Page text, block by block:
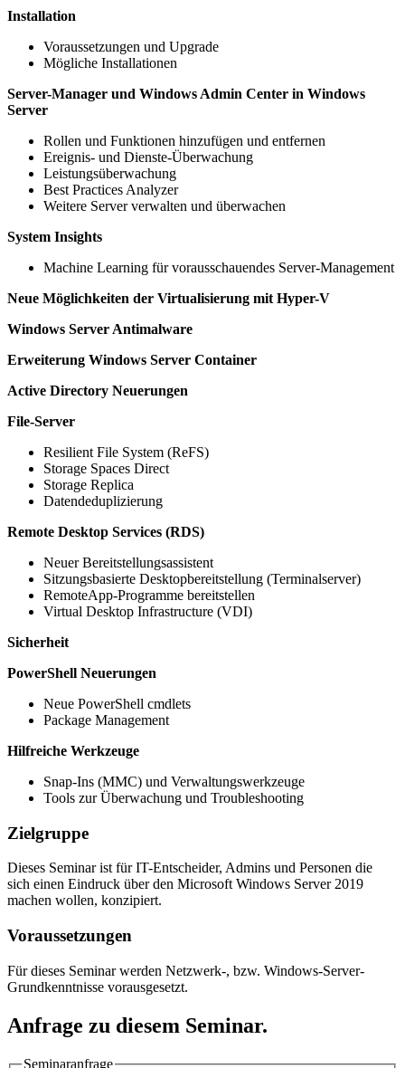
Installation
Voraussetzungen und Upgrade
Mögliche Installationen
Server-Manager und Windows Admin Center in Windows
Server
Rollen und Funktionen hinzufügen und entfernen
Ereignis- und Dienste-Überwachung
Leistungsüberwachung
Best Practices Analyzer
Weitere Server verwalten und überwachen
System Insights
Machine Learning für vorausschauendes Server-Management
Neue Möglichkeiten der Virtualisierung mit Hyper-V
Windows Server Antimalware
Erweiterung Windows Server Container
Active Directory Neuerungen
File-Server
Resilient File System (ReFS)
Storage Spaces Direct
Storage Replica
Datendeduplizierung
Remote Desktop Services (RDS)
Neuer Bereitstellungsassistent
Sitzungsbasierte Desktopbereitstellung (Terminalserver)
RemoteApp-Programme bereitstellen
Virtual Desktop Infrastructure (VDI)
Sicherheit
PowerShell Neuerungen
Neue PowerShell cmdlets
Package Management
Hilfreiche Werkzeuge
Snap-Ins (MMC) und Verwaltungswerkzeuge
Tools zur Überwachung und Troubleshooting
Zielgruppe
Dieses Seminar ist für IT-Entscheider, Admins und Personen die
sich einen Eindruck über den Microsoft Windows Server 2019
machen wollen, konzipiert.
Voraussetzungen
Für dieses Seminar werden Netzwerk-, bzw. Windows-Server-
Grundkenntnisse vorausgesetzt.
Anfrage zu diesem Seminar.
Seminaranfrage